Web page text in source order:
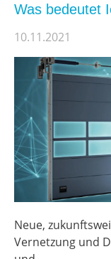
Was bedeutet
10.11.2021
Neue,
Vernetzung und